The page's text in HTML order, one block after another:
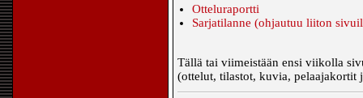
Otteluraportti
Sarjatilanne (ohjautuu liiton
Tällä tai viimeistään ensi viikolla
(ottelut, tilastot, kuvia, pelaajakortit